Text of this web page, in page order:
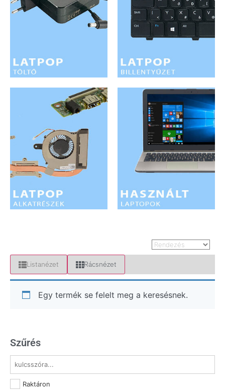
ELFELEJTETT JELSZÓ
Szűrés
Raktáron
Listanézet Rácsnézet
Egy termék se felelt meg a keresésnek.